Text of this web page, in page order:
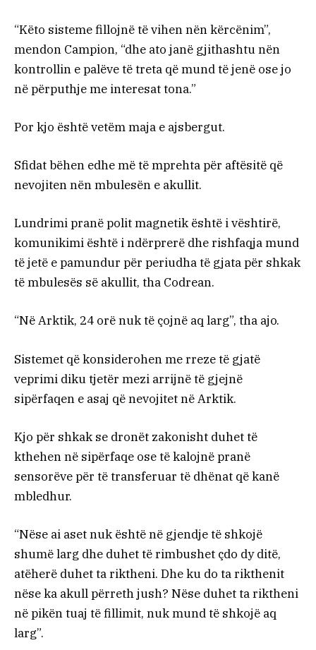
“Këto sisteme fillojnë të vihen nën kërcënim”,
mendon Campion, “dhe ato janë gjithashtu nën
kontrollin e palëve të treta që mund të jenë ose jo
në përputhje me interesat tona.”
Por kjo është vetëm maja e ajsbergut.
Sfidat bëhen edhe më të mprehta për aftësitë që
nevojiten nën mbulesën e akullit.
Lundrimi pranë polit magnetik është i vështirë,
komunikimi është i ndërprerë dhe rishfaqja mund
të jetë e pamundur për periudha të gjata për shkak
të mbulesës së akullit, tha Codrean.
“Në Arktik, 24 orë nuk të çojnë aq larg”, tha ajo.
Sistemet që konsiderohen me rreze të gjatë
veprimi diku tjetër mezi arrijnë të gjejnë
sipërfaqen e asaj që nevojitet në Arktik.
Kjo për shkak se dronët zakonisht duhet të
kthehen në sipërfaqe ose të kalojnë pranë
sensorëve për të transferuar të dhënat që kanë
mbledhur.
“Nëse ai aset nuk është në gjendje të shkojë
shumë larg dhe duhet të rimbushet çdo dy ditë,
atëherë duhet ta riktheni. Dhe ku do ta rikthenit
nëse ka akull përreth jush? Nëse duhet ta riktheni
në pikën tuaj të fillimit, nuk mund të shkojë aq
larg”.